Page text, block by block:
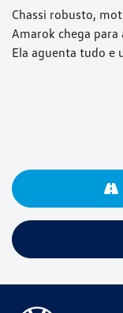
Chassi robusto,
Amarok chega
Ela aguenta tudo e